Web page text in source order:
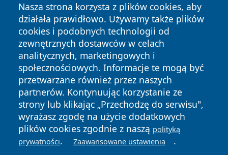
Nasza strona korzysta z plików cookies, aby
działała prawidłowo. Używamy także plików
cookies i podobnych technologii od
zewnętrznych dostawców w celach
analitycznych, marketingowych i
społecznościowych. Informacje te mogą być
przetwarzane również przez naszych
partnerów. Kontynuując korzystanie ze
strony lub klikając „Przechodzę do serwisu",
wyrażasz zgodę na użycie dodatkowych
plików cookies zgodnie z naszą polityką
prywatności. Zaawansowane ustawienia .
Copyright © 2026 24slupsk.pl Wszystkie prawa zastrzeżone.
News Autorzy
Polityka
Prywatności
Polityka
Cookies